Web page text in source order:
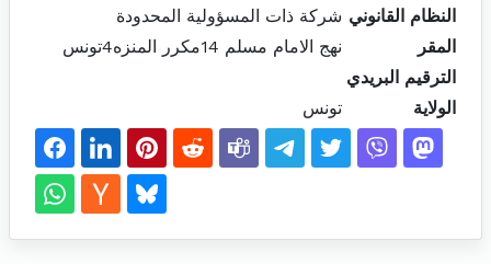
النظام القانوني شركة ذات المسؤولية المحدودة
المقر
نهج الامام مسلم 14مكرر المنزه4تونس
الترقيم البريدي
الولاية
تونس